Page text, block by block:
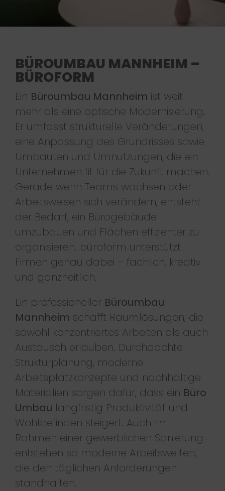
BÜROUMBAU MANNHEIM –
BÜROFORM
Ein Büroumbau Mannheim ist weit
mehr als eine optische Modernisierung.
Er umfasst strukturelle Veränderungen,
eine Anpassung des Grundrisses sowie
Umbauten und Umnutzungen, die ein
Unternehmen fit für die Zukunft machen.
Gerade wenn Teams wachsen oder
Arbeitsweisen sich verändern, entsteht
der Bedarf, ein Bürogebäude
umzubauen und Flächen effizienter zu
organisieren. büroform unterstützt
Firmen genau dabei – fachlich, kreativ
und ganzheitlich.
Ein professioneller Büroumbau
Mannheim schafft Raumlösungen, die
sowohl konzentriertes Arbeiten als auch
Austausch erlauben. Durchdachte
Strukturplanung, moderne
Arbeitsplatzkonzepte und nachhaltige
Materialien sorgen dafür, dass ein Büro
Umbau langfristig Produktivität und
Wohlbefinden steigert. Auch im
Rahmen einer gewerblichen Sanierung
entstehen so moderne Arbeitswelten,
die den täglichen Anforderungen
standhalten.